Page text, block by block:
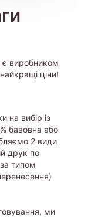
виробником
ціни!
на вибір із
бавовна або
2 види
друк по
типом
ми